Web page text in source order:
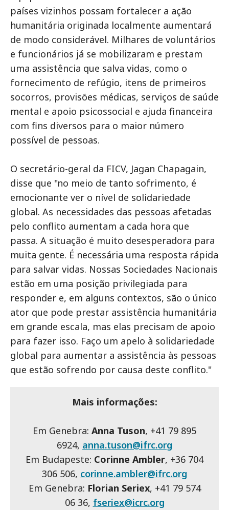
países vizinhos possam fortalecer a ação
humanitária originada localmente aumentará
de modo considerável. Milhares de voluntários
e funcionários já se mobilizaram e prestam
uma assistência que salva vidas, como o
fornecimento de refúgio, itens de primeiros
socorros, provisões médicas, serviços de saúde
mental e apoio psicossocial e ajuda financeira
com fins diversos para o maior número
possível de pessoas.
O secretário-geral da FICV, Jagan Chapagain,
disse que "no meio de tanto sofrimento, é
emocionante ver o nível de solidariedade
global. As necessidades das pessoas afetadas
pelo conflito aumentam a cada hora que
passa. A situação é muito desesperadora para
muita gente. É necessária uma resposta rápida
para salvar vidas. Nossas Sociedades Nacionais
estão em uma posição privilegiada para
responder e, em alguns contextos, são o único
ator que pode prestar assistência humanitária
em grande escala, mas elas precisam de apoio
para fazer isso. Faço um apelo à solidariedade
global para aumentar a assistência às pessoas
que estão sofrendo por causa deste conflito."
Mais informações:
Em Genebra: Anna Tuson, +41 79 895
6924, anna.tuson@ifrc.org
Em Budapeste: Corinne Ambler, +36 704
306 506, corinne.ambler@ifrc.org
Em Genebra: Florian Seriex, +41 79 574
06 36, fseriex@icrc.org